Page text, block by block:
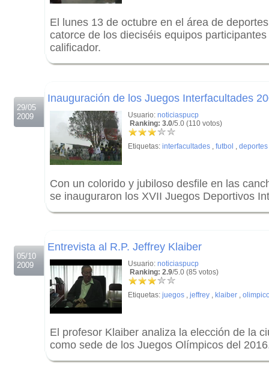
El lunes 13 de octubre en el área de
catorce de los dieciséis equipos
calificador.
29/05
2009
Inauguración de los Juegos Interfacultades
Usuario: noticiaspucp
Ranking: 3.0/5.0 (110 votos)
Etiquetas: interfacultades , futbol , deportes
Con un colorido y jubiloso desfile en las
se inauguraron los XVII Juegos Deportivos
05/10
2009
Entrevista al R.P. Jeffrey Klaiber
Usuario: noticiaspucp
Ranking: 2.9/5.0 (85 votos)
Etiquetas: juegos , jeffrey , klaiber ,
El profesor Klaiber analiza la elección de la
como sede de los Juegos Olímpicos del